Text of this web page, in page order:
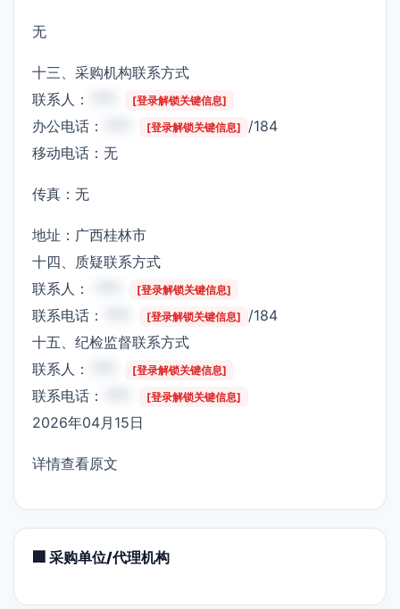
无
十三、采购机构联系方式
联系人：
[登录解锁关键信息]
办公电话： [登录解锁关键信息]
/184
移动电话：无
传真：无
地址：广西桂林市
十四、质疑联系方式
联系人：
[登录解锁关键信息]
联系电话： [登录解锁关键信息]
/184
十五、纪检监督联系方式
联系人：
[登录解锁关键信息]
联系电话： [登录解锁关键信息]
2026年04月15日
详情查看原文
🏢 采购单位/代理机构